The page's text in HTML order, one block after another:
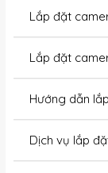
Lắp đặt
Lắp đặt
Hướng dẫn
Dịch vụ lắp